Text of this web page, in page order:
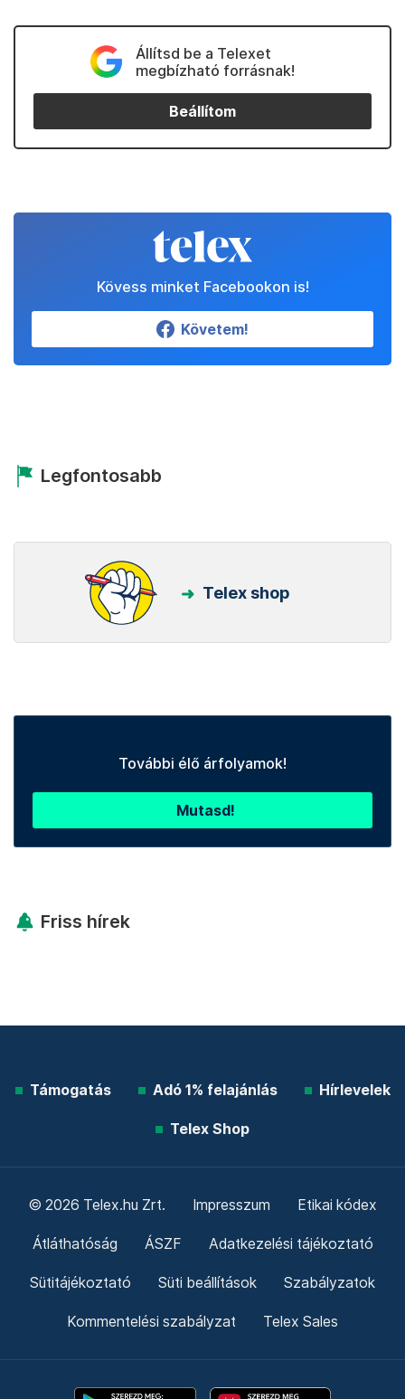
Állítsd be a Telexet
megbízható forrásnak!
Beállítom
Kövess minket Facebookon is!
Követem!
Legfontosabb
Telex shop
További élő árfolyamok!
Mutasd!
Friss hírek
Támogatás Adó 1% felajánlás Hírlevelek
Telex Shop
© 2026 Telex.hu Zrt. Impresszum Etikai kódex
Átláthatóság ÁSZF Adatkezelési tájékoztató
Sütitájékoztató Süti beállítások Szabályzatok
Kommentelési szabályzat Telex Sales